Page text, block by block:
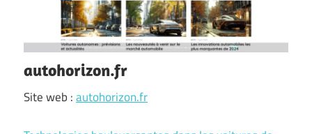
autohorizon.fr
Site web :autohorizon.fr